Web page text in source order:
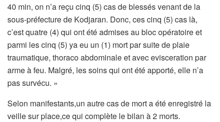
40 min, on n’a reçu cinq (5) cas de blessés venant de la
sous-préfecture de Kodjaran. Donc, ces cinq (5) cas là,
c’est quatre (4) qui ont été admises au bloc opératoire et
parmi les cinq (5) ya eu un (1) mort par suite de plaie
traumatique, thoraco abdominale et avec evisceration par
arme à feu. Malgré, les soins qui ont été apporté, elle n’a
pas survécu. »
Selon manifestants,un autre cas de mort a été enregistré la
veille sur place,ce qui complète le bilan à 2 morts.